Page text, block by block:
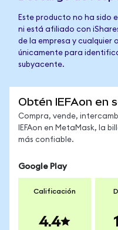
Este producto no ha sido
ni está afiliado con iShares
de la empresa y cualquier
únicamente para
subyacente.
Obtén IEFAon en
Compra, vende,
IEFAon en MetaMask, la
más confiable.
Google Play
Calificación
4.4